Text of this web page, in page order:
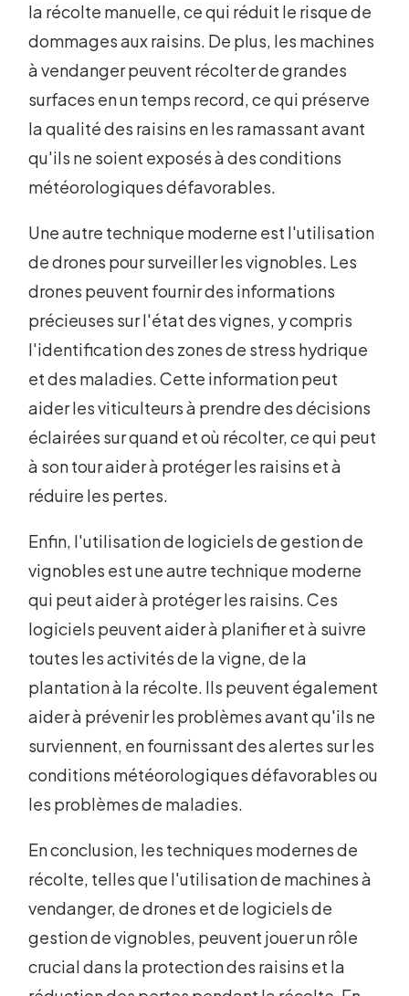
la récolte manuelle, ce qui réduit le risque de
dommages aux raisins. De plus, les machines
à vendanger peuvent récolter de grandes
surfaces en un temps record, ce qui préserve
la qualité des raisins en les ramassant avant
qu'ils ne soient exposés à des conditions
météorologiques défavorables.
Une autre technique moderne est l'utilisation
de drones pour surveiller les vignobles. Les
drones peuvent fournir des informations
précieuses sur l'état des vignes, y compris
l'identification des zones de stress hydrique
et des maladies. Cette information peut
aider les viticulteurs à prendre des décisions
éclairées sur quand et où récolter, ce qui peut
à son tour aider à protéger les raisins et à
réduire les pertes.
Enfin, l'utilisation de logiciels de gestion de
vignobles est une autre technique moderne
qui peut aider à protéger les raisins. Ces
logiciels peuvent aider à planifier et à suivre
toutes les activités de la vigne, de la
plantation à la récolte. Ils peuvent également
aider à prévenir les problèmes avant qu'ils ne
surviennent, en fournissant des alertes sur les
conditions météorologiques défavorables ou
les problèmes de maladies.
En conclusion, les techniques modernes de
récolte, telles que l'utilisation de machines à
vendanger, de drones et de logiciels de
gestion de vignobles, peuvent jouer un rôle
crucial dans la protection des raisins et la